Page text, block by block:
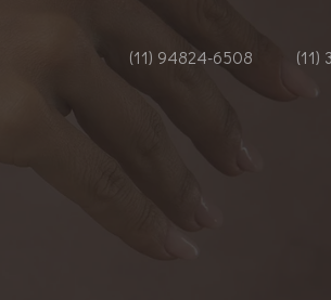
(11) 94824-6508 (11)